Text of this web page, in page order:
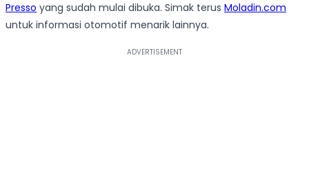
Presso yang sudah mulai dibuka. Simak terus Moladin.com
untuk informasi otomotif menarik lainnya.